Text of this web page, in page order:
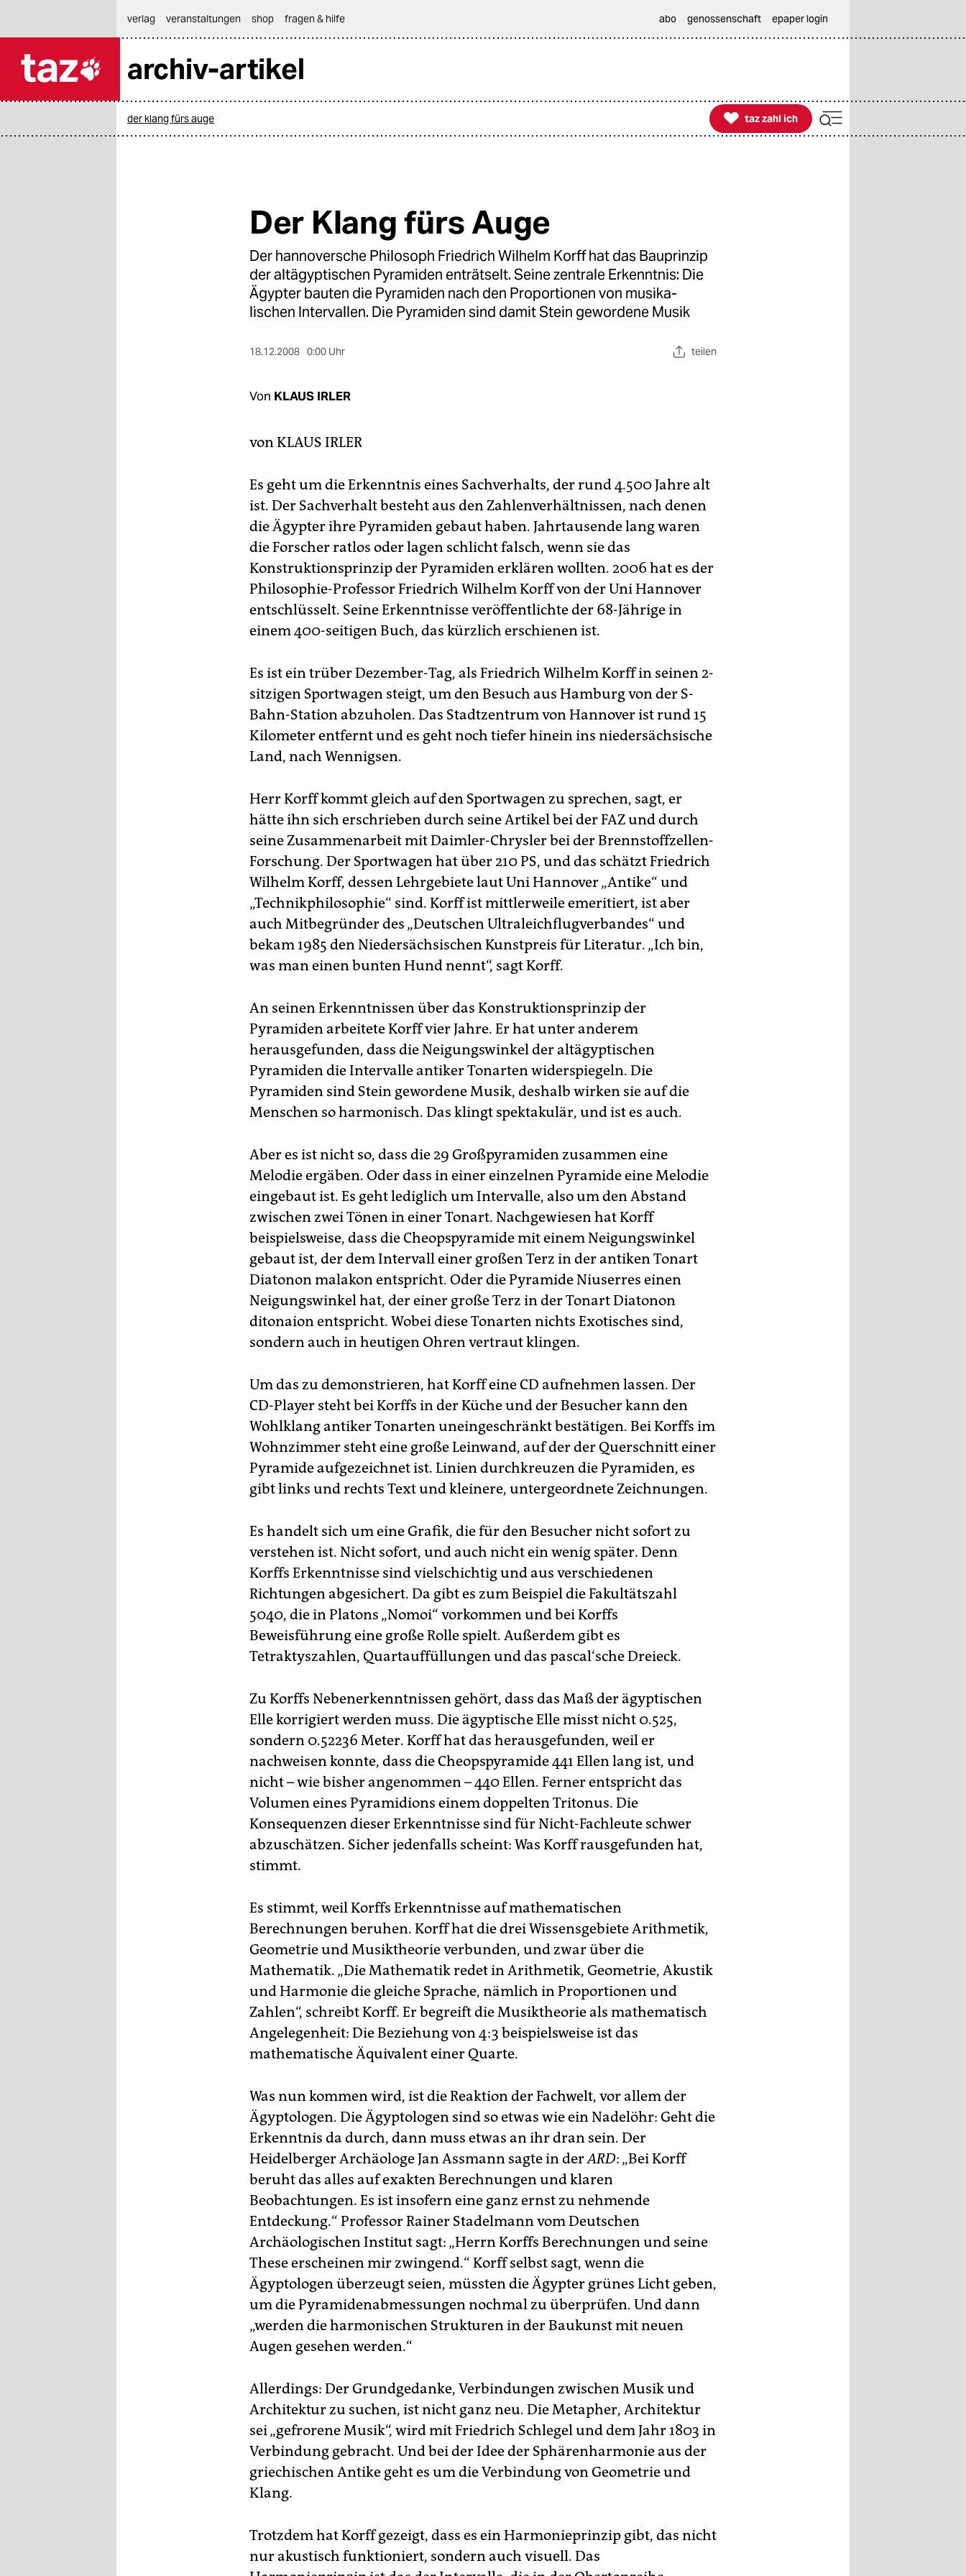
themen
verlag
veranstaltungen shop fragen & hilfe abo genossenschaft epaper login
archiv-artikel
der klang fürs auge 
taz zahl ich
taz zahl ich
Der Klang fürs Auge
Der hannoversche Philosoph Friedrich Wilhelm Korff hat das Bauprinzip
der altägyptischen Pyramiden enträtselt. Seine zentrale Erkenntnis: Die
Ägypter bauten die Pyramiden nach den Proportionen von musika-
lischen Intervallen. Die Pyramiden sind damit Stein gewordene Musik
18.12.2008 0:00 Uhr teilen
Von KLAUS IRLER
vonKLAUS IRLER
Es geht um die Erkenntnis eines Sachverhalts, der rund 4.500 Jahre alt
ist. Der Sachverhalt besteht aus den Zahlenverhältnissen, nach denen
die Ägypter ihre Pyramiden gebaut haben. Jahrtausende lang waren
die Forscher ratlos oder lagen schlicht falsch, wenn sie das
Konstruktionsprinzip der Pyramiden erklären wollten. 2006 hat es der
Philosophie-Professor Friedrich Wilhelm Korff von der Uni Hannover
entschlüsselt. Seine Erkenntnisse veröffentlichte der 68-Jährige in
einem 400-seitigen Buch, das kürzlich erschienen ist.
Es ist ein trüber Dezember-Tag, als Friedrich Wilhelm Korff in seinen 2-
sitzigen Sportwagen steigt, um den Besuch aus Hamburg von der S-
Bahn-Station abzuholen. Das Stadtzentrum von Hannover ist rund 15
Kilometer entfernt und es geht noch tiefer hinein ins niedersächsische
Land, nach Wennigsen.
Herr Korff kommt gleich auf den Sportwagen zu sprechen, sagt, er
hätte ihn sich erschrieben durch seine Artikel bei der FAZ und durch
seine Zusammenarbeit mit Daimler-Chrysler bei der Brennstoffzellen-
Forschung. Der Sportwagen hat über 210 PS, und das schätzt Friedrich
Wilhelm Korff, dessen Lehrgebiete laut Uni Hannover „Antike“ und
„Technikphilosophie“ sind. Korff ist mittlerweile emeritiert, ist aber
auch Mitbegründer des „Deutschen Ultraleichflugverbandes“ und
bekam 1985 den Niedersächsischen Kunstpreis für Literatur. „Ich bin,
was man einen bunten Hund nennt“, sagt Korff.
An seinen Erkenntnissen über das Konstruktionsprinzip der
Pyramiden arbeitete Korff vier Jahre. Er hat unter anderem
herausgefunden, dass die Neigungswinkel der altägyptischen
Pyramiden die Intervalle antiker Tonarten widerspiegeln. Die
Pyramiden sind Stein gewordene Musik, deshalb wirken sie auf die
Menschen so harmonisch. Das klingt spektakulär, und ist es auch.
Aber es ist nicht so, dass die 29 Großpyramiden zusammen eine
Melodie ergäben. Oder dass in einer einzelnen Pyramide eine Melodie
eingebaut ist. Es geht lediglich um Intervalle, also um den Abstand
zwischen zwei Tönen in einer Tonart. Nachgewiesen hat Korff
beispielsweise, dass die Cheopspyramide mit einem Neigungswinkel
gebaut ist, der dem Intervall einer großen Terz in der antiken Tonart
Diatonon malakon entspricht. Oder die Pyramide Niuserres einen
Neigungswinkel hat, der einer große Terz in der Tonart Diatonon
ditonaion entspricht. Wobei diese Tonarten nichts Exotisches sind,
sondern auch in heutigen Ohren vertraut klingen.
Um das zu demonstrieren, hat Korff eine CD aufnehmen lassen. Der
CD-Player steht bei Korffs in der Küche und der Besucher kann den
Wohlklang antiker Tonarten uneingeschränkt bestätigen. Bei Korffs im
Wohnzimmer steht eine große Leinwand, auf der der Querschnitt einer
Pyramide aufgezeichnet ist. Linien durchkreuzen die Pyramiden, es
gibt links und rechts Text und kleinere, untergeordnete Zeichnungen.
Es handelt sich um eine Grafik, die für den Besucher nicht sofort zu
verstehen ist. Nicht sofort, und auch nicht ein wenig später. Denn
Korffs Erkenntnisse sind vielschichtig und aus verschiedenen
Richtungen abgesichert. Da gibt es zum Beispiel die Fakultätszahl
5040, die in Platons „Nomoi“ vorkommen und bei Korffs
Beweisführung eine große Rolle spielt. Außerdem gibt es
Tetraktyszahlen, Quartauffüllungen und das pascal‘sche Dreieck.
Zu Korffs Nebenerkenntnissen gehört, dass das Maß der ägyptischen
Elle korrigiert werden muss. Die ägyptische Elle misst nicht 0.525,
sondern 0.52236 Meter. Korff hat das herausgefunden, weil er
nachweisen konnte, dass die Cheopspyramide 441 Ellen lang ist, und
nicht – wie bisher angenommen – 440 Ellen. Ferner entspricht das
Volumen eines Pyramidions einem doppelten Tritonus. Die
Konsequenzen dieser Erkenntnisse sind für Nicht-Fachleute schwer
abzuschätzen. Sicher jedenfalls scheint: Was Korff rausgefunden hat,
stimmt.
Es stimmt, weil Korffs Erkenntnisse auf mathematischen
Berechnungen beruhen. Korff hat die drei Wissensgebiete Arithmetik,
Geometrie und Musiktheorie verbunden, und zwar über die
Mathematik. „Die Mathematik redet in Arithmetik, Geometrie, Akustik
und Harmonie die gleiche Sprache, nämlich in Proportionen und
Zahlen“, schreibt Korff. Er begreift die Musiktheorie als mathematisch
Angelegenheit: Die Beziehung von 4:3 beispielsweise ist das
mathematische Äquivalent einer Quarte.
Was nun kommen wird, ist die Reaktion der Fachwelt, vor allem der
Ägyptologen. Die Ägyptologen sind so etwas wie ein Nadelöhr: Geht die
Erkenntnis da durch, dann muss etwas an ihr dran sein. Der
Heidelberger Archäologe Jan Assmann sagte in derARD: „Bei Korff
beruht das alles auf exakten Berechnungen und klaren
Beobachtungen. Es ist insofern eine ganz ernst zu nehmende
Entdeckung.“ Professor Rainer Stadelmann vom Deutschen
Archäologischen Institut sagt: „Herrn Korffs Berechnungen und seine
These erscheinen mir zwingend.“ Korff selbst sagt, wenn die
Ägyptologen überzeugt seien, müssten die Ägypter grünes Licht geben,
um die Pyramidenabmessungen nochmal zu überprüfen. Und dann
„werden die harmonischen Strukturen in der Baukunst mit neuen
Augen gesehen werden.“
Allerdings: Der Grundgedanke, Verbindungen zwischen Musik und
Architektur zu suchen, ist nicht ganz neu. Die Metapher, Architektur
sei „gefrorene Musik“, wird mit Friedrich Schlegel und dem Jahr 1803 in
Verbindung gebracht. Und bei der Idee der Sphärenharmonie aus der
griechischen Antike geht es um die Verbindung von Geometrie und
Klang.
Trotzdem hat Korff gezeigt, dass es ein Harmonieprinzip gibt, das nicht
nur akustisch funktioniert, sondern auch visuell. Das